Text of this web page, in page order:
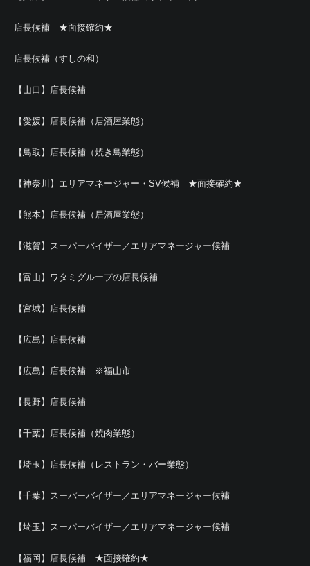
店長候補 ★面接確約★
店長候補（すしの和）
【山口】店長候補
【愛媛】店長候補（居酒屋業態）
【鳥取】店長候補（焼き鳥業態）
【神奈川】エリアマネージャー・SV候補 ★面接確約★
【熊本】店長候補（居酒屋業態）
【滋賀】スーパーバイザー／エリアマネージャー候補
【富山】ワタミグループの店長候補
【宮城】店長候補
【広島】店長候補
【広島】店長候補 ※福山市
【長野】店長候補
【千葉】店長候補（焼肉業態）
【埼玉】店長候補（レストラン・バー業態）
【千葉】スーパーバイザー／エリアマネージャー候補
【埼玉】スーパーバイザー／エリアマネージャー候補
【福岡】店長候補 ★面接確約★